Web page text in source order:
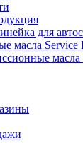
для
масла Service
масла